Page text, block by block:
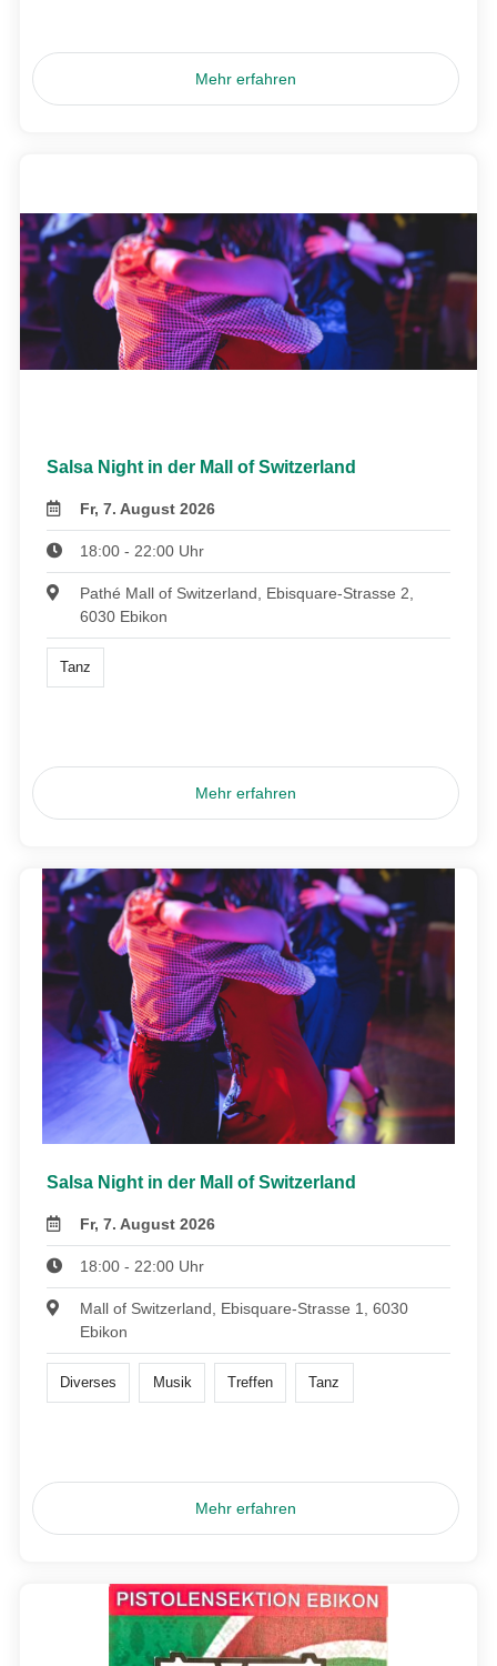
Mehr erfahren
Salsa Night in der Mall of Switzerland
Fr, 7. August 2026
18:00 - 22:00 Uhr
Pathé Mall of Switzerland, Ebisquare-Strasse 2,
6030 Ebikon
Tanz
Mehr erfahren
Salsa Night in der Mall of Switzerland
Fr, 7. August 2026
18:00 - 22:00 Uhr
Mall of Switzerland, Ebisquare-Strasse 1, 6030
Ebikon
Diverses Musik Treffen Tanz
Mehr erfahren